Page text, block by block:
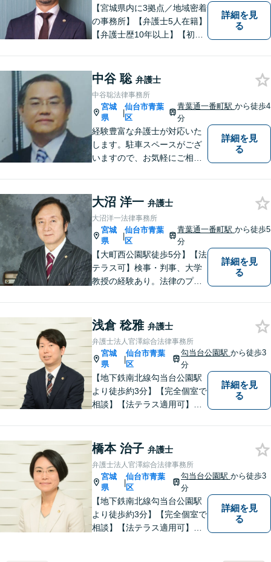
【宮城県内に3拠点／地域密着
の事務所】【弁護士5人在籍】
【弁護士歴10年以上】【初回
いう方も、まずはお電話くだ
さい。個人や企業のあらゆる
トラブルに対応【青葉通一番
町駅1分】
詳細を見
る
中谷 聡 弁護士
中谷聡法律事務所
宮城
県
|
仙台市青葉
区
青葉通一番町駅から徒歩4
分
経験豊富な弁護士が対応いた
します。駐車スペースがござ
いますので、お気軽にご相談
詳細を見
る
大沼 洋一 弁護士
大沼洋一法律事務所
宮城
県
|
仙台市青葉
区
青葉通一番町駅から徒歩5
分
【大町西公園駅徒歩5分】【法
テラス可】検事・判事、大学
教授の経験あり。法律のプロ
トーにしています。「相談し
てよかった」と思ってもらえ
るような弁護士を目指し、
日々精進いたします。
詳細を見
る
浅倉 稔雅 弁護士
弁護士法人官澤綜合法律事務所
宮城
県
|
仙台市青葉
区
勾当台公園駅から徒歩3
分
【地下鉄南北線勾当台公園駅
より徒歩約3分】【完全個室で
相談】【法テラス適用可】十
困りの方はお気軽にご相談く
ださい。
詳細を見
る
橋本 治子 弁護士
弁護士法人官澤綜合法律事務所
宮城
県
|
仙台市青葉
区
勾当台公園駅から徒歩3
分
【地下鉄南北線勾当台公園駅
より徒歩約3分】【完全個室で
相談】【法テラス適用可】ト
詳細を見
る